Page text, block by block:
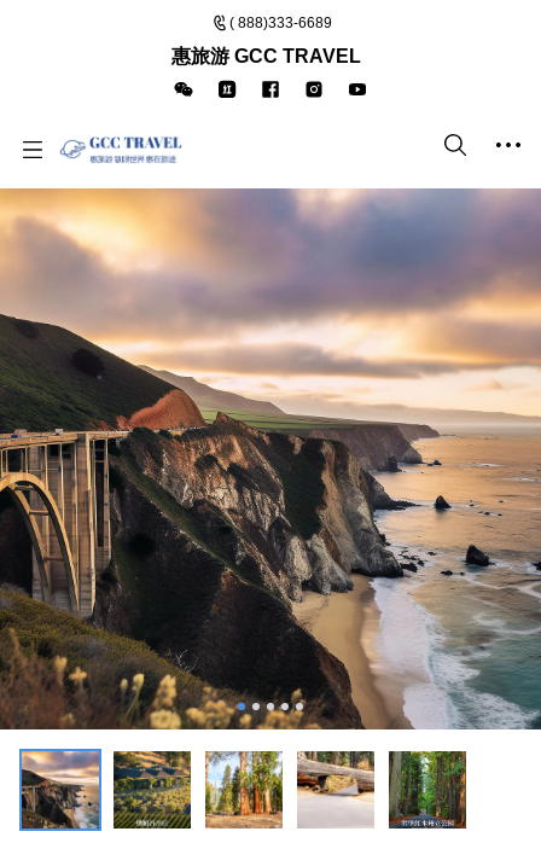
( 888)333-6689
惠旅游 GCC TRAVEL